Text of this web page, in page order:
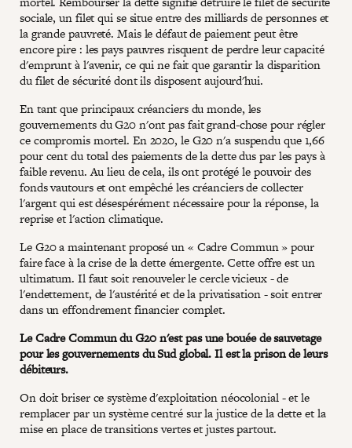
sociale, un filet qui se situe entre des milliards de personnes et
la grande pauvreté. Mais le défaut de paiement peut être
encore pire : les pays pauvres risquent de perdre leur capacité
d'emprunt à l'avenir, ce qui ne fait que garantir la disparition
du filet de sécurité dont ils disposent aujourd'hui.
En tant que principaux créanciers du monde, les
gouvernements du G20 n'ont pas fait grand-chose pour régler
ce compromis mortel. En 2020, le G20 n'a suspendu que 1,66
pour cent du total des paiements de la dette dus par les pays à
faible revenu. Au lieu de cela, ils ont protégé le pouvoir des
fonds vautours et ont empêché les créanciers de collecter
l'argent qui est désespérément nécessaire pour la réponse, la
reprise et l'action climatique.
Le G20 a maintenant proposé un « Cadre Commun » pour
faire face à la crise de la dette émergente. Cette offre est un
ultimatum. Il faut soit renouveler le cercle vicieux - de
l'endettement, de l'austérité et de la privatisation - soit entrer
dans un effondrement financier complet.
Le Cadre Commun du G20 n'est pas une bouée de sauvetage
pour les gouvernements du Sud global. Il est la prison de leurs
débiteurs.
On doit briser ce système d'exploitation néocolonial - et le
remplacer par un système centré sur la justice de la dette et la
mise en place de transitions vertes et justes partout.